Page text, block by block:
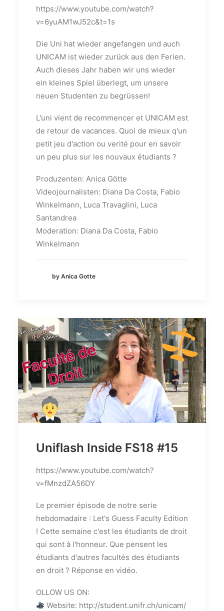
https://www.youtube.com/watch?
v=6yuAM1wJ52c&t=1s
Die Uni hat wieder angefangen und auch
UNICAM ist wieder zurück aus den Ferien.
Auch dieses Jahr haben wir uns wieder
ein kleines Spiel überlegt, um unsere
neuen Studenten zu begrüssen!
L'uni vient de recommencer et UNICAM est
de retour de vacances. Quoi de mieux q'un
petit jeu d'action ou verité pour en savoir
un peu plus sur les nouvaux étudiants ?
Produzenten: Anica Götte
Videojournalisten: Diana Da Costa, Fabio
Winkelmann, Luca Travaglini, Luca
Santandrea
Moderation: Diana Da Costa, Fabio
Winkelmann
by Anica Gotte
Uniflash Inside FS18 #15
https://www.youtube.com/watch?
v=fMnzdZA56DY
Le premier épisode de notre serie
hebdomadaire : Let's Guess Faculty Edition
! Cette semaine c'est les étudiants de droit
qui sont à l'honneur. Que pensent les
étudiants d'autres facultés des étudiants
en droit ? Réponse en vidéo.
OLLOW US ON:
Website: http://student.unifr.ch/unicam/